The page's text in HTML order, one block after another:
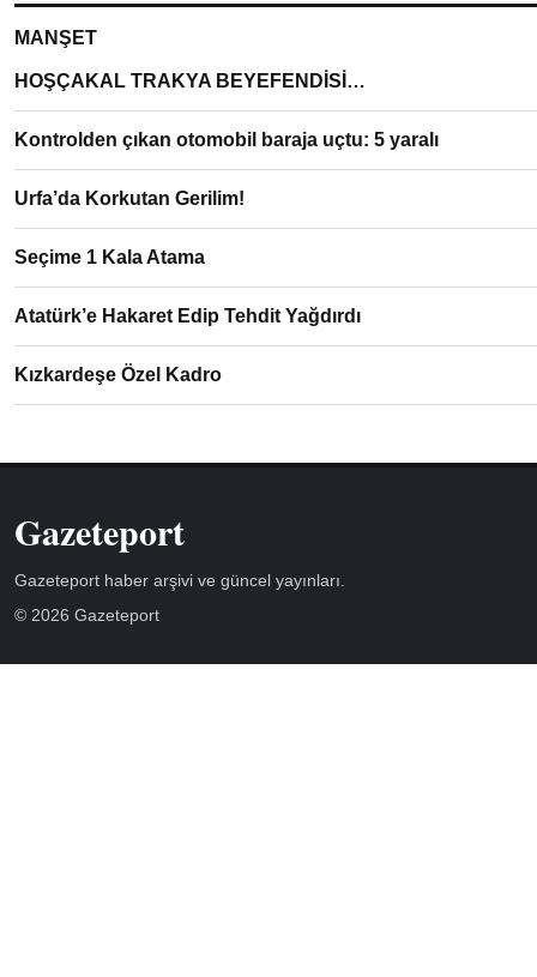
MANŞET
HOŞÇAKAL TRAKYA BEYEFENDİSİ…
Kontrolden çıkan otomobil baraja uçtu: 5 yaralı
Urfa’da Korkutan Gerilim!
Seçime 1 Kala Atama
Atatürk’e Hakaret Edip Tehdit Yağdırdı
Kızkardeşe Özel Kadro
Gazeteport
Gazeteport haber arşivi ve güncel yayınları.
© 2026 Gazeteport